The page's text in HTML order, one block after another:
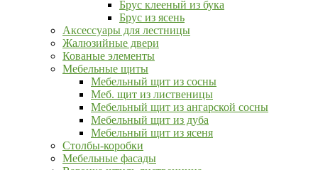
Брус клееный из бука
Брус из ясень
Аксессуары для лестницы
Жалюзийные двери
Кованые элементы
Мебельные щиты
Мебельный щит из сосны
Меб. щит из лиственицы
Мебельный щит из ангарской сосны
Мебельный щит из дуба
Мебельный щит из ясеня
Столбы-коробки
Мебельные фасады